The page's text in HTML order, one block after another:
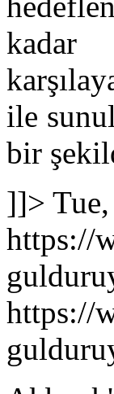
kadar
ile
bir
]]>
https://
https://